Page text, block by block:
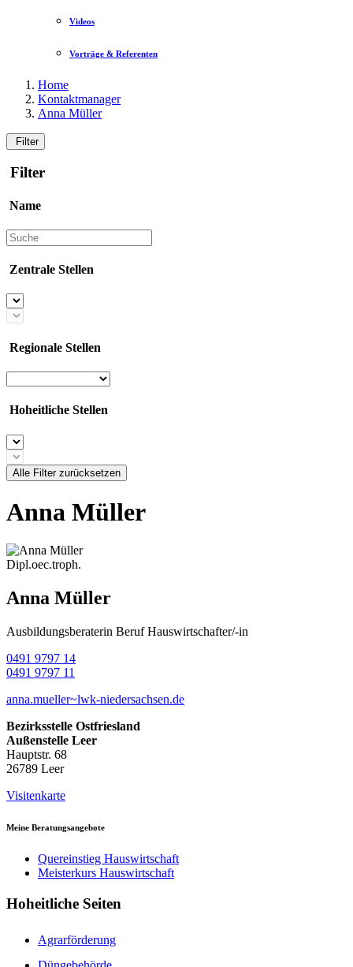
Videos
Vorträge & Referenten
Home
Kontaktmanager
Anna Müller
Filter
Filter
Name
Zentrale Stellen
Regionale Stellen
Hoheitliche Stellen
Alle Filter zurücksetzen
Anna Müller
Dipl.oec.troph.
Anna Müller
Ausbildungsberaterin Beruf Hauswirtschafter/-in
0491 9797 14
0491 9797 11
anna.mueller~lwk-niedersachsen.de
Bezirksstelle Ostfriesland
Außenstelle Leer
Hauptstr. 68
26789 Leer
Visitenkarte
Meine Beratungsangebote
Quereinstieg Hauswirtschaft
Meisterkurs Hauswirtschaft
Hoheitliche Seiten
Agrarförderung